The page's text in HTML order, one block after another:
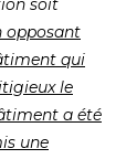
soit
opposant
qui
le
a été
une